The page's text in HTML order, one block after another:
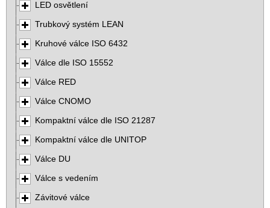
LED osvětlení
Trubkový systém LEAN
Kruhové válce ISO 6432
Válce dle ISO 15552
Válce RED
Válce CNOMO
Kompaktní válce dle ISO 21287
Kompaktní válce dle UNITOP
Válce DU
Válce s vedením
Závitové válce